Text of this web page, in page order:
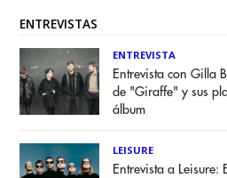
ENTREVISTAS
ENTREVISTA
Entrevista con Gilla
de "Giraffe" y sus
álbum
LEISURE
Entrevista a Leisure: